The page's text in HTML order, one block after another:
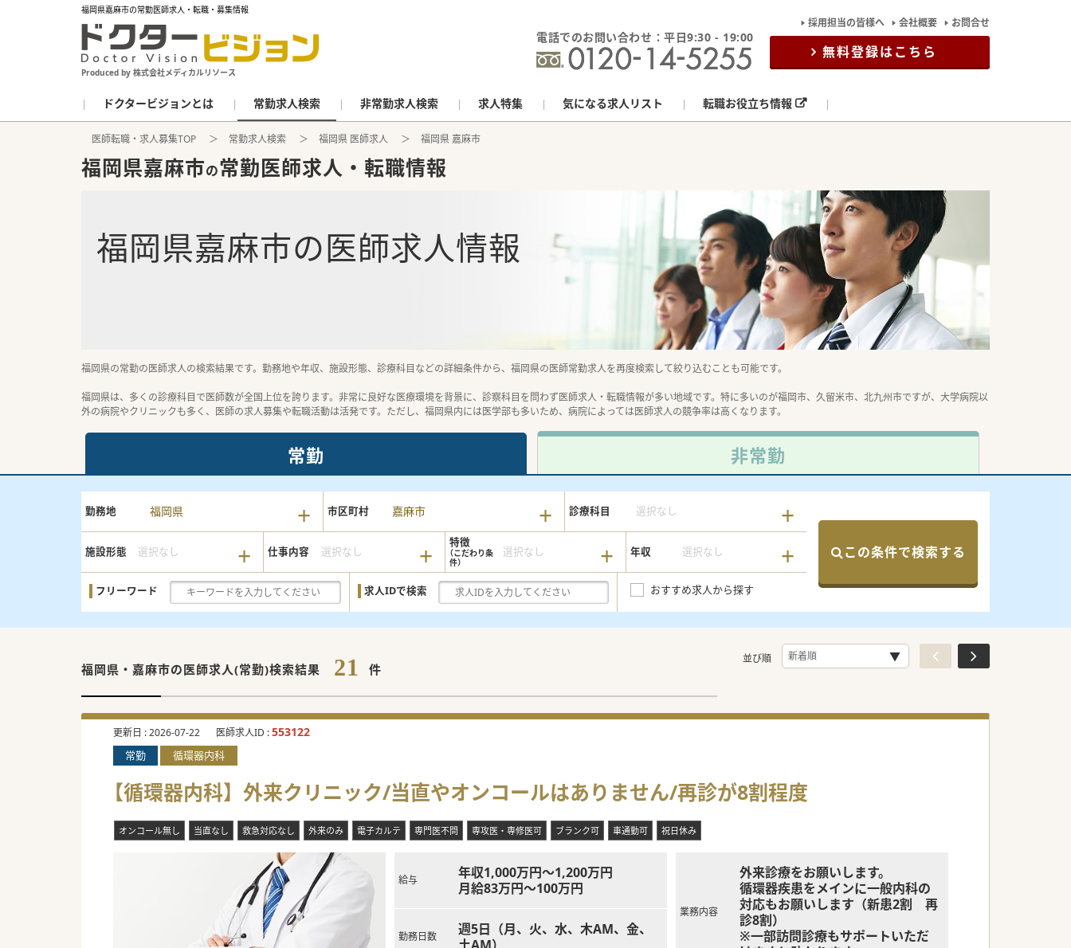
福岡県嘉麻市の常勤医師求人・転職・募集情報
Produced by 株式会社メディカルリソース
電話でのお問い合わせ：平日9:30 - 19:00
採用担当の皆様へ 会社概要 お問合せ
無料登録はこちら
ドクタービジョンとは 常勤求人検索 非常勤求人検索 求人特集 気になる求人リスト 転職お役立ち情報
医師転職・求人募集TOP 常勤求人検索 福岡県 医師求人 福岡県 嘉麻市
福岡県嘉麻市の常勤医師求人・転職情報
福岡県嘉麻市の医師求人情報
福岡県の常勤の医師求人の検索結果です。勤務地や年収、施設形態、診療科目などの詳細条件から、福岡県の医師常勤求人を再度検索して絞り込むことも可能です。
福岡県は、多くの診療科目で医師数が全国上位を誇ります。非常に良好な医療環境を背景に、診察科目を問わず医師求人・転職情報が多い地域です。特に多いのが福岡市、久留米市、北九州市ですが、大学病院以
外の病院やクリニックも多く、医師の求人募集や転職活動は活発です。ただし、福岡県内には医学部も多いため、病院によっては医師求人の競争率は高くなります。
常勤 非常勤
勤務地 福岡県 市区町村 嘉麻市 診療科目 選択なし
施設形態 選択なし 仕事内容 選択なし
特徴
選択なし 年収 選択なし
フリーワード 求人IDで検索 おすすめ求人から探す
この条件で検索する
福岡県・嘉麻市の医師求人(常勤)検索結果 21 件
並び順
更新日 :2026-07-22 医師求人ID :553122
常勤 循環器内科
【循環器内科】外来クリニック/当直やオンコールはありません/再診が8割程度
オンコール無し 当直なし 救急対応なし 外来のみ 電子カルテ 専門医不問 専攻医・専修医可 ブランク可 車通勤可 祝日休み
給与
年収1,000万円～1,200万円
月給83万円～100万円
勤務日数
週5日（月、火、水、木AM、金、
業務内容
外来診療をお願いします。
循環器疾患をメインに一般内科の
対応もお願いします（新患2割 再
診8割）
※一部訪問診療もサポートいただ